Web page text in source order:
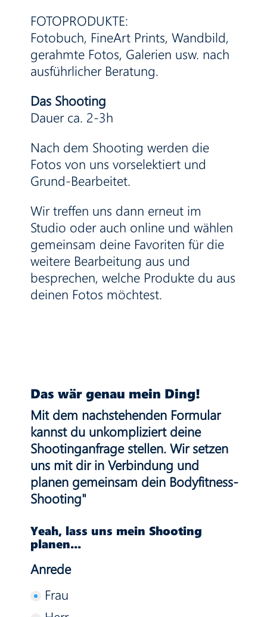
FOTOPRODUKTE:
Fotobuch, FineArt Prints, Wandbild,
gerahmte Fotos, Galerien usw. nach
ausführlicher Beratung.
Das Shooting
Dauer ca. 2-3h
Nach dem Shooting werden die
Fotos von uns vorselektiert und
Grund-Bearbeitet.
Wir treffen uns dann erneut im
Studio oder auch online und wählen
gemeinsam deine Favoriten für die
weitere Bearbeitung aus und
besprechen, welche Produkte du aus
deinen Fotos möchtest.
Das wär genau mein Ding!
Mit dem nachstehenden Formular
kannst du unkompliziert deine
Shootinganfrage stellen. Wir setzen
uns mit dir in Verbindung und
planen gemeinsam dein Bodyfitness-
Shooting"
Yeah, lass uns mein Shooting
planen...
Anrede
Frau